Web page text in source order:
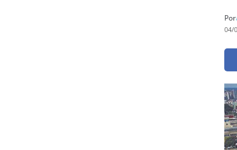
Por
04/